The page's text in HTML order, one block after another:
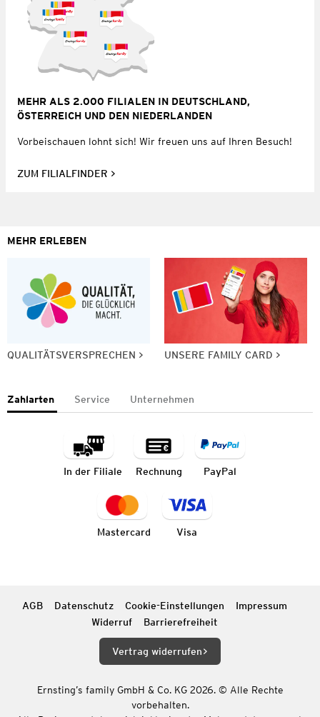
MEHR ALS 2.000 FILIALEN IN DEUTSCHLAND,
ÖSTERREICH UND DEN NIEDERLANDEN
Vorbeischauen lohnt sich! Wir freuen uns auf Ihren Besuch!
ZUM FILIALFINDER
MEHR ERLEBEN
QUALITÄTSVERSPRECHEN UNSERE FAMILY CARD
Zahlarten Service Unternehmen
In der Filiale Rechnung PayPal
Mastercard Visa
AGB Datenschutz Cookie-Einstellungen
Impressum
Widerruf
Barrierefreiheit
Vertrag widerrufen
Ernsting’s family GmbH & Co. KG 2026. © Alle Rechte
vorbehalten.